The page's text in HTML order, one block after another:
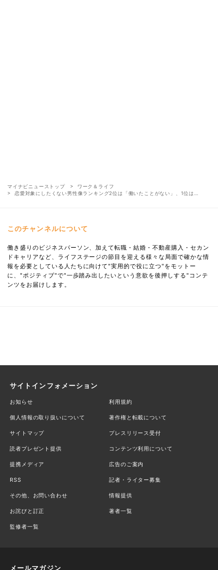
マイナビニューストップ
ワーク＆ライフ
恋愛対象にしたくない男性像ランキング2位は「働いたことがない」、1位は…
このチャンネルについて
働き盛りのビジネスパーソン、加えて転職・結婚・不動産購入・セカン
ドキャリアなど、ライフステージの節目を迎える様々な局面で確かな情
報を必要としている人たちに向けて"実用的で役に立つ"をモットー
に、"ポジティブ"で"一歩踏み出したいという意欲を後押しする"コンテ
ンツをお届けします。
サイトインフォメーション
お知らせ 利用規約
個人情報の取り扱いについて 著作権と転載について
サイトマップ プレスリリース受付
読者プレゼント提供 コンテンツ利用について
提携メディア 広告のご案内
RSS 記者・ライター募集
その他、お問い合わせ 情報提供
お詫びと訂正 著者一覧
監修者一覧
メールマガジン